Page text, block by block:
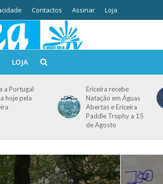
Contactos Assinar Loja
LOJA
a Portugal
hoje pela
Ericeira recebe
Natação em Águas
Abertas e Ericeira
Paddle Trophy a 15
de Agosto